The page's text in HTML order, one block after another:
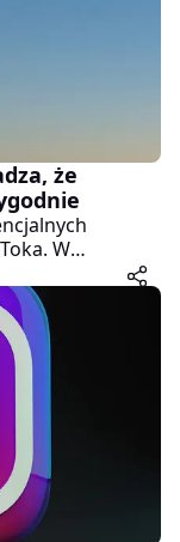
że
W
niedzielę,
ujawni w
bardzo